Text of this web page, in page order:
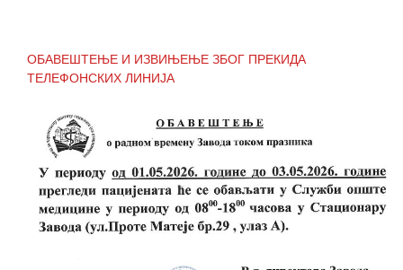
ОБАВЕШТЕЊЕ И ИЗВИЊЕЊЕ ЗБОГ ПРЕКИДА
ТЕЛЕФОНСКИХ ЛИНИЈА